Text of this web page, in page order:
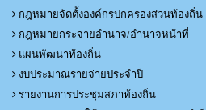
กฎหมายจัดตั้งองค์กรปกครองส่วนท้องถิ่น
กฎหมายกระจายอำนาจ/อำนาจหน้าที่
แผนพัฒนาท้องถิ่น
งบประมาณรายจ่ายประจำปี
รายงานการประชุมสภาท้องถิ่น